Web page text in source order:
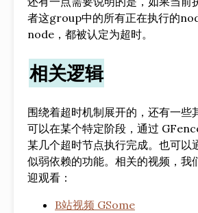
者这group中的所有正在执行的
node，都被认定为超时。
相关逻辑
围绕着超时机制展开的，还有一些
可以在某个特定阶段，通过
某几个超时节点执行完成。也可以
似弱依赖的功能。相关的视频，我
迎观看：
B站视频 GSome